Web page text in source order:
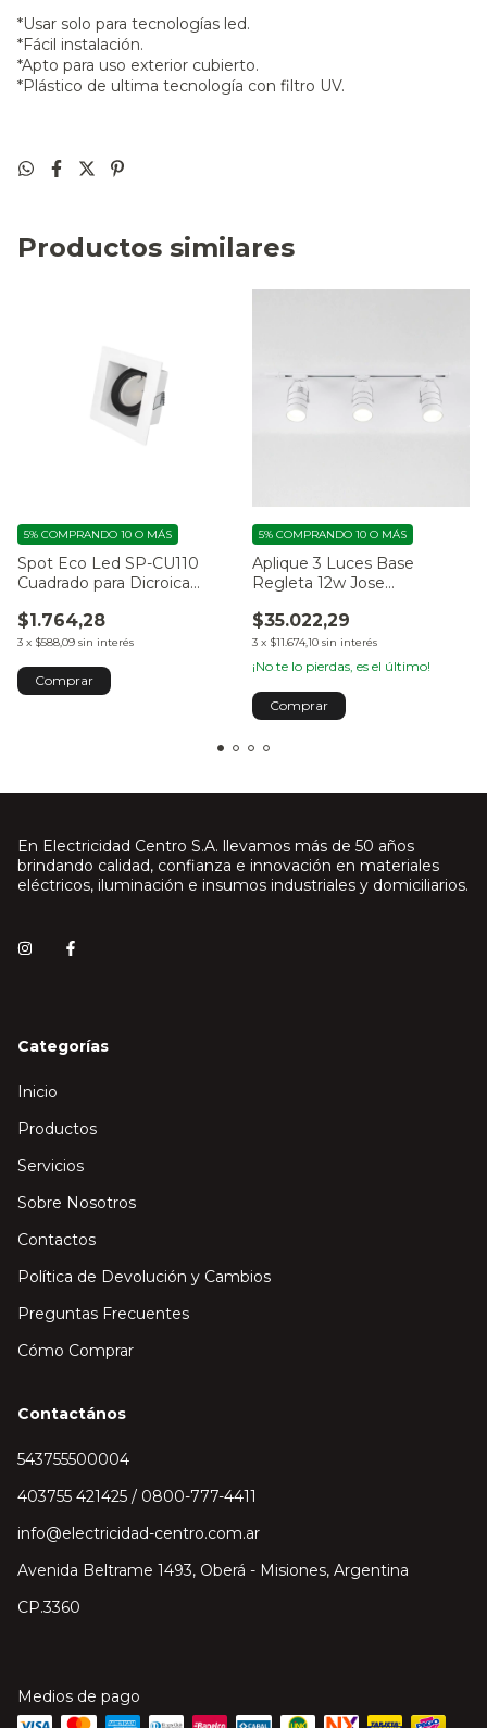
*Usar solo para tecnologías led.
*Fácil instalación.
*Apto para uso exterior cubierto.
*Plástico de ultima tecnología con filtro UV.
Productos similares
Spot Eco Led SP-CU110
Cuadrado para Dicroica
$1.764,28
3 x $588,09 sin interés
5% COMPRANDO 10 O MÁS
Comprar
Aplique 3 Luces Base
Regleta 12w Jose
$35.022,29
3 x $11.674,10 sin interés
5% COMPRANDO 10 O MÁS
¡No te lo pierdas, es el último!
En Electricidad Centro S.A. llevamos más de 50 años
brindando calidad, confianza e innovación en materiales
eléctricos, iluminación e insumos industriales y domiciliarios.
Categorías
Inicio
Productos
Servicios
Sobre Nosotros
Contactos
Política de Devolución y Cambios
Preguntas Frecuentes
Cómo Comprar
Contactános
543755500004
403755 421425 / 0800-777-4411
info@electricidad-centro.com.ar
Avenida Beltrame 1493, Oberá - Misiones, Argentina
CP.3360
Medios de pago